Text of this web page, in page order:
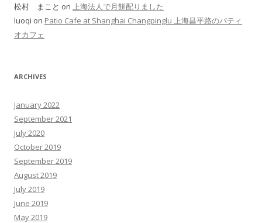
松村 まこと on 上海法人で月餅配りました
luoqi on Patio Cafe at Shanghai Changpinglu 上海昌平路のパティ
オカフェ
ARCHIVES
January 2022
September 2021
July 2020
October 2019
September 2019
August 2019
July 2019
June 2019
May 2019